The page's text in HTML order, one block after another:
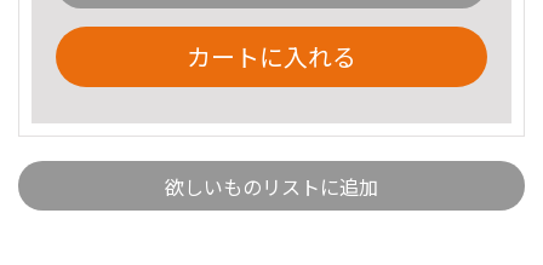
カートに入れる
欲しいものリストに追加